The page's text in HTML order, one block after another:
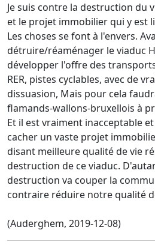
Je suis contre la destruction du
et le projet immobilier qui y est
Les choses se font à l'envers.
détruire/réaménager le viaduc
développer l'offre des
RER, pistes cyclables, avec de
dissuasion, Mais pour cela
flamands-wallons-bruxellois à
Et il est vraiment inacceptable
cacher un vaste projet
disant meilleure qualité de vie
destruction de ce viaduc.
destruction va couper la
contraire réduire notre qualité
(Auderghem, 2019-12-08)